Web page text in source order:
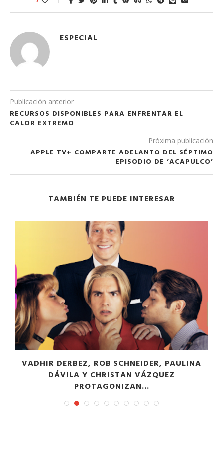
ESPECIAL
Publicación anterior
RECURSOS DISPONIBLES PARA ENFRENTAR EL
CALOR EXTREMO
Próxima publicación
APPLE TV+ COMPARTE ADELANTO DEL SÉPTIMO
EPISODIO DE ‘ACAPULCO’
TAMBIÉN TE PUEDE INTERESAR
VADHIR DERBEZ, ROB SCHNEIDER, PAULINA
DÁVILA Y CHRISTAN VÁZQUEZ
PROTAGONIZAN...